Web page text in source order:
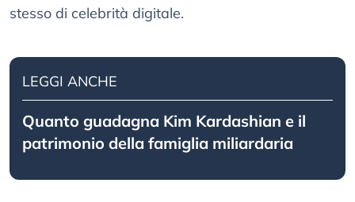
stesso di celebrità digitale.
LEGGI ANCHE
Quanto guadagna Kim Kardashian e il
patrimonio della famiglia miliardaria